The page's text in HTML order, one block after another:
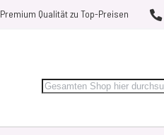
Premium Qualität zu Top-Preisen
Search